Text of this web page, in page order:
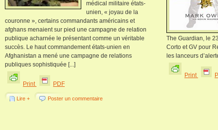
médical militaire états-
unien, « joyau de la
couronne », certains commandants américains et
afghans menaient sur pied une campagne de relation
publique acharnée le présentant comme un véritable
succès. Le haut commandement états-unien en
Afghanistan a mené une campagne de relations
publiques sophistiquée [...]
Print PDF
Lire + Poster un commentaire
The Guardian, le
Corto et GV pour
les lanceurs
Print